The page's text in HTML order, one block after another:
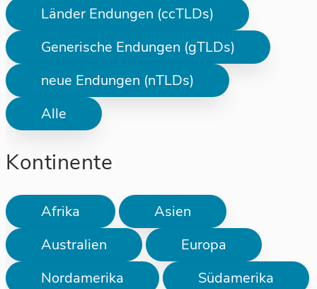
Länder Endungen (ccTLDs)
Generische Endungen (gTLDs)
neue Endungen (nTLDs)
Alle
Kontinente
Afrika
Asien
Australien
Europa
Nordamerika
Südamerika